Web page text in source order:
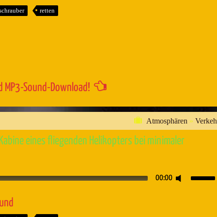
retten
Sound-Download!
Atmosphären »
eines fliegenden Helikopters bei minimaler
00:00